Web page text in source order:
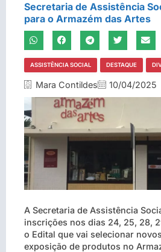
Secretaria de Assistência
para o Armazém das Artes
ASSISTÊNCIA SOCIAL DESTAQUE
Mara Contildes 10/04/2025
A Secretaria de Assistência
inscrições nos dias 24, 25, 28,
o Edital que vai selecionar
exposição de produtos no